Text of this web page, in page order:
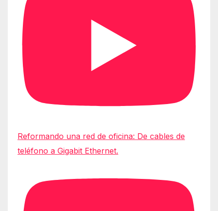
Reformando una red de oficina: De cables de
teléfono a Gigabit Ethernet.